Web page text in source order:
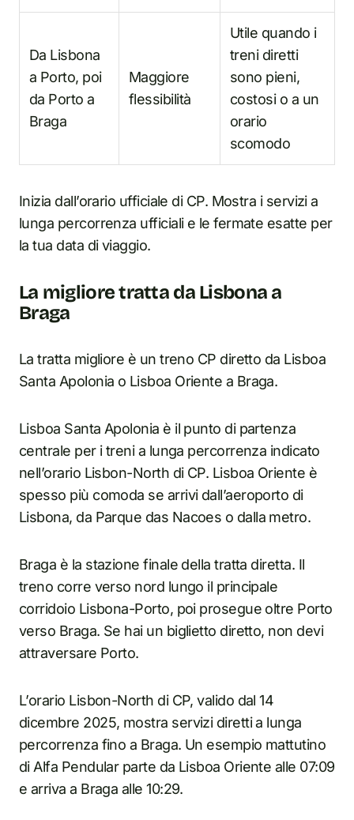
Da Lisbona
a Porto, poi
da Porto a
Braga
Maggiore
flessibilità
Utile quando i
treni diretti
sono pieni,
costosi o a un
orario
scomodo
Inizia dall’orario ufficiale di CP. Mostra i servizi a
lunga percorrenza ufficiali e le fermate esatte per
la tua data di viaggio.
La migliore tratta da Lisbona a
Braga
La tratta migliore è un treno CP diretto da Lisboa
Santa Apolonia o Lisboa Oriente a Braga.
Lisboa Santa Apolonia è il punto di partenza
centrale per i treni a lunga percorrenza indicato
nell’orario Lisbon-North di CP. Lisboa Oriente è
spesso più comoda se arrivi dall’aeroporto di
Lisbona, da Parque das Nacoes o dalla metro.
Braga è la stazione finale della tratta diretta. Il
treno corre verso nord lungo il principale
corridoio Lisbona-Porto, poi prosegue oltre Porto
verso Braga. Se hai un biglietto diretto, non devi
attraversare Porto.
L’orario Lisbon-North di CP, valido dal 14
dicembre 2025, mostra servizi diretti a lunga
percorrenza fino a Braga. Un esempio mattutino
di Alfa Pendular parte da Lisboa Oriente alle 07:09
e arriva a Braga alle 10:29.